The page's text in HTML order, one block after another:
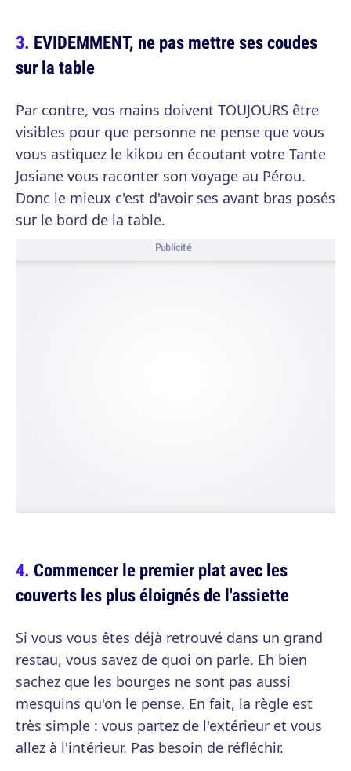
EVIDEMMENT, ne pas mettre ses coudes
sur la table
Par contre, vos mains doivent TOUJOURS être
visibles pour que personne ne pense que vous
vous astiquez le kikou en écoutant votre Tante
Josiane vous raconter son voyage au Pérou.
Donc le mieux c'est d'avoir ses avant bras posés
sur le bord de la table.
Publicité
Commencer le premier plat avec les
couverts les plus éloignés de l'assiette
Si vous vous êtes déjà retrouvé dans un grand
restau, vous savez de quoi on parle. Eh bien
sachez que les bourges ne sont pas aussi
mesquins qu'on le pense. En fait, la règle est
très simple : vous partez de l'extérieur et vous
allez à l'intérieur. Pas besoin de réfléchir.